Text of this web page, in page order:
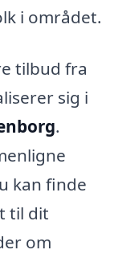
i området.
tilbud fra
sig i
.
kan finde
til dit
om